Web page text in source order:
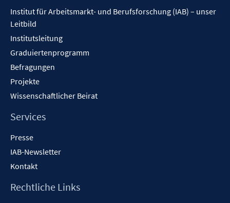
Institut für Arbeitsmarkt- und Berufsforschung (IAB) – unser
Leitbild
Institutsleitung
Graduiertenprogramm
Befragungen
Projekte
Wissenschaftlicher Beirat
Services
Presse
IAB-Newsletter
Kontakt
Rechtliche Links